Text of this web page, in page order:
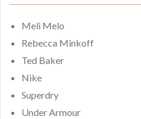
Meli Melo
Rebecca Minkoff
Ted Baker
Nike
Superdry
Under Armour